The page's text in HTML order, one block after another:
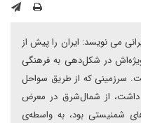
می نویسد: ایران را پیش از
در شکل‌دهی به فرهنگی
سرزمینی که از طریق سواحل
داشت، از ‌شمال‌شرق در معرض
شمنیستی بود، به واسطه‌ی